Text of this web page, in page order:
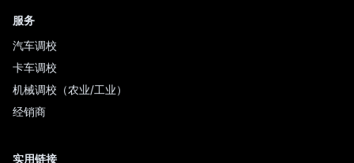
服务
汽车调校
卡车调校
机械调校（农业/工业）
经销商
实用链接